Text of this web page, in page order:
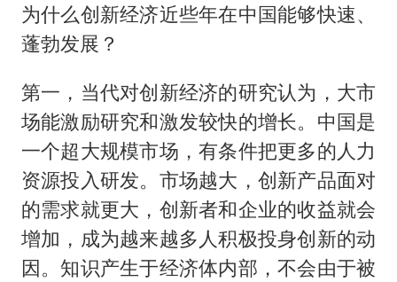
为什么创新经济近些年在中国能够快速、
蓬勃发展？
第一，当代对创新经济的研究认为，大市
场能激励研究和激发较快的增长。中国是
一个超大规模市场，有条件把更多的人力
资源投入研发。市场越大，创新产品面对
的需求就更大，创新者和企业的收益就会
增加，成为越来越多人积极投身创新的动
因。知识产生于经济体内部，不会由于被